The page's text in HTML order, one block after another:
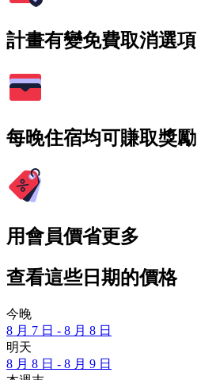
計畫有變免費取消選項
每晚住宿均可賺取獎勵
用會員價省更多
查看這些日期的價格
今晚
8 月 7 日 - 8 月 8 日
明天
8 月 8 日 - 8 月 9 日